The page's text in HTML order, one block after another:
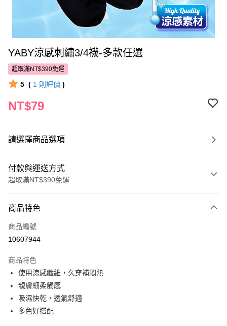
YABY涼感刺繡3/4襪-多款任選
超取滿NT$390免運
5 ( 1 則評價 )
NT$79
請選擇商品選項
付款與運送方式
超取滿NT$390免運
POYA支付
信用卡一次付款
LINE Pay
Apple Pay
街口支付
商品特色
商品編號
10607944
商品特色
使用涼感纖維，久穿補悶熱
親膚細柔觸感
吸濕快乾，透氣舒適
多色好搭配